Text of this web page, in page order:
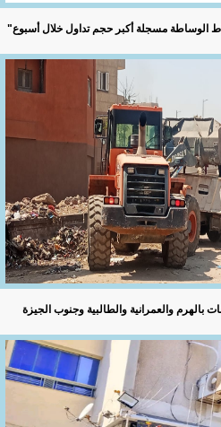
بالهرم والعمرانية والطالبية وجنوب الجيزة